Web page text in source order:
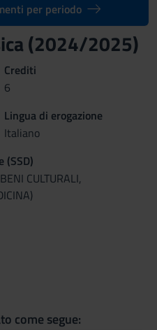
per periodo
(2024/2025)
Crediti
6
Lingua di erogazione
Italiano
(SSD)
CULTURALI,
come segue: